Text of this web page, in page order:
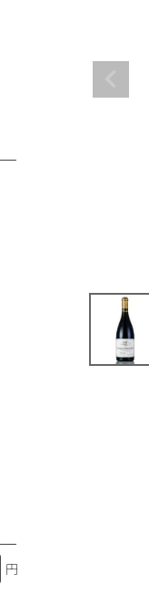
ローヌ
価格帯から探す
お得な情報を受け取る
円